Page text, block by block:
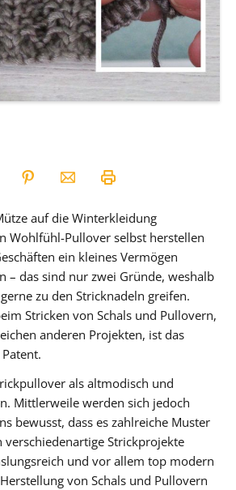
auf die Winterkleidung
Wohlfühl-Pullover selbst herstellen
ein kleines Vermögen
– das sind nur zwei Gründe, weshalb
zu den Stricknadeln greifen.
Stricken von Schals und Pullovern,
anderen Projekten, ist das
als altmodisch und
Mittlerweile werden sich jedoch
bewusst, dass es zahlreiche Muster
Strickprojekte
und vor allem top modern
von Schals und Pullovern